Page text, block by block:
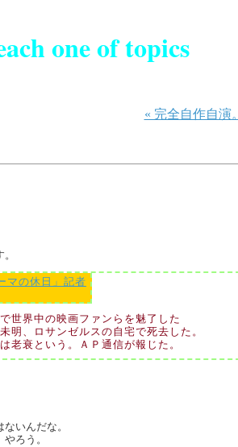
one of topics
« 完全自作自演。
マの休日」記者
世界中の映画ファンらを魅了した
明、ロサンゼルスの自宅で死去した。
老衰という。ＡＰ通信が報じた。
いんだな。
やろう。